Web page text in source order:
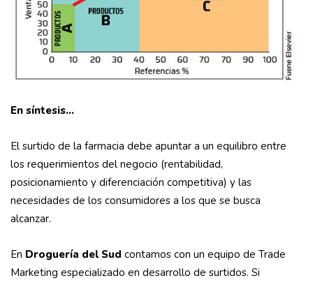
En síntesis…
El surtido de la farmacia debe apuntar a un equilibro entre
los requerimientos del negocio (rentabilidad,
posicionamiento y diferenciación competitiva) y las
necesidades de los consumidores a los que se busca
alcanzar.
En Droguería del Sud contamos con un equipo de Trade
Marketing especializado en desarrollo de surtidos. Si